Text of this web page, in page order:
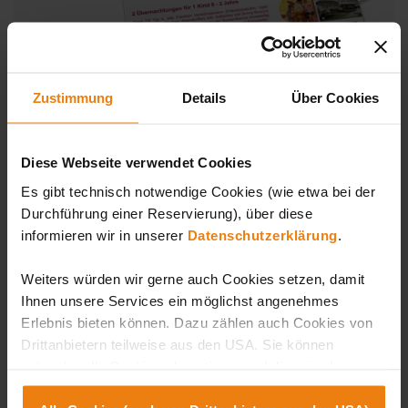
Zustimmung Details Über Cookies
Diese Webseite verwendet Cookies
Es gibt technisch notwendige Cookies (wie etwa bei der
Durchführung einer Reservierung), über diese
informieren wir in unserer Datenschutzerklärung
Weiters würden wir gerne auch Cookies setzen, damit
Ihnen unsere Services ein möglichst angenehmes
Erlebnis bieten können. Dazu zählen auch Cookies von
Drittanbietern teilweise aus den USA. Sie können
Zukunft jederzeit widerrufen oder der Verwendung von
Order & print now
Subscribe to our newsletter
stay up to date about our news.
Salutation*